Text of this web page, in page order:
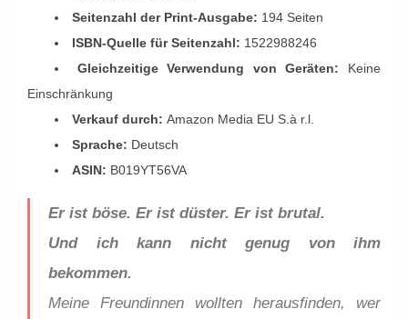
Seitenzahl der Print-Ausgabe: 194 Seiten
ISBN-Quelle für Seitenzahl: 1522988246
Gleichzeitige Verwendung von Geräten: Keine
Einschränkung
Verkauf durch: Amazon Media EU S.à r.l.
Sprache: Deutsch
ASIN: B019YT56VA
Er ist böse. Er ist düster. Er ist brutal.
Und ich kann nicht genug von ihm
bekommen.
Meine Freundinnen wollten herausfinden, wer